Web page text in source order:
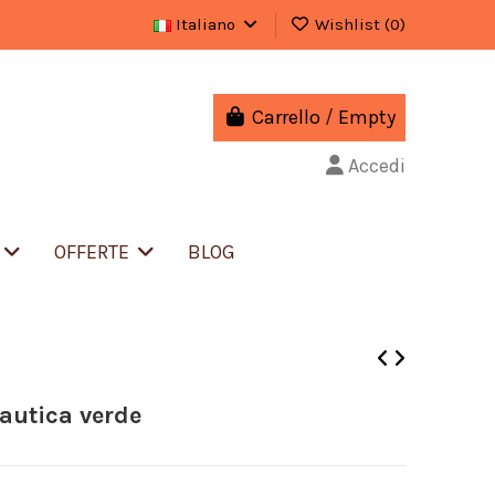
Italiano Wishlist (0)
Carrello / Empty
Accedi
OFFERTE BLOG
verde